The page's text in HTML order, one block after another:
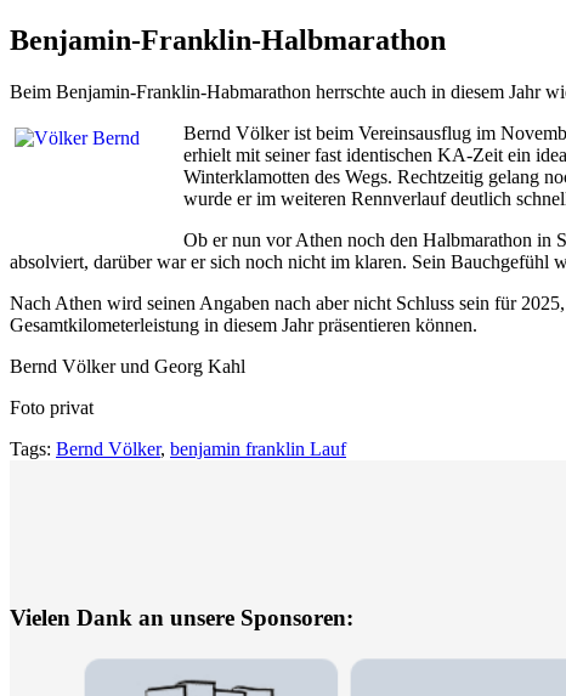
Benjamin-Franklin-Halbmarathon
Beim Benjamin-Franklin-Habmarathon herrschte auch in diesem Jahr
Bernd Völker ist beim Vereinsausflug im
erhielt mit seiner fast identischen KA-Zeit ein
Winterklamotten des Wegs. Rechtzeitig gelang
wurde er im weiteren Rennverlauf deutlich
Ob er nun vor Athen noch den Halbmarathon in
absolviert, darüber war er sich noch nicht im klaren. Sein Bauchgefühl
Nach Athen wird seinen Angaben nach aber nicht Schluss sein für
Gesamtkilometerleistung in diesem Jahr präsentieren können.
Bernd Völker und Georg Kahl
Foto privat
Tags: Bernd Völker, benjamin franklin Lauf
Vielen Dank an unsere Sponsoren: